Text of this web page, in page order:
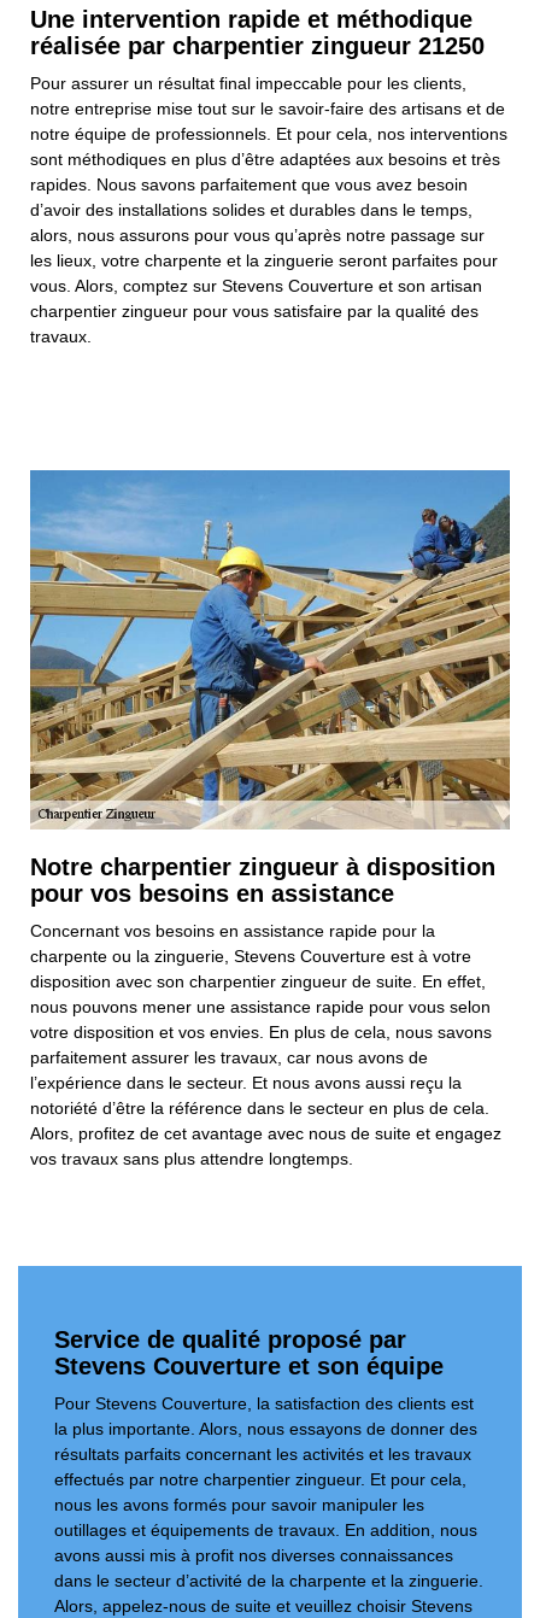
Une intervention rapide et méthodique
réalisée par charpentier zingueur 21250
Pour assurer un résultat final impeccable pour les clients,
notre entreprise mise tout sur le savoir-faire des artisans et de
notre équipe de professionnels. Et pour cela, nos interventions
sont méthodiques en plus d’être adaptées aux besoins et très
rapides. Nous savons parfaitement que vous avez besoin
d’avoir des installations solides et durables dans le temps,
alors, nous assurons pour vous qu’après notre passage sur
les lieux, votre charpente et la zinguerie seront parfaites pour
vous. Alors, comptez sur Stevens Couverture et son artisan
charpentier zingueur pour vous satisfaire par la qualité des
travaux.
Notre charpentier zingueur à disposition
pour vos besoins en assistance
Concernant vos besoins en assistance rapide pour la
charpente ou la zinguerie, Stevens Couverture est à votre
disposition avec son charpentier zingueur de suite. En effet,
nous pouvons mener une assistance rapide pour vous selon
votre disposition et vos envies. En plus de cela, nous savons
parfaitement assurer les travaux, car nous avons de
l’expérience dans le secteur. Et nous avons aussi reçu la
notoriété d’être la référence dans le secteur en plus de cela.
Alors, profitez de cet avantage avec nous de suite et engagez
vos travaux sans plus attendre longtemps.
Service de qualité proposé par
Stevens Couverture et son équipe
Pour Stevens Couverture, la satisfaction des clients est
la plus importante. Alors, nous essayons de donner des
résultats parfaits concernant les activités et les travaux
effectués par notre charpentier zingueur. Et pour cela,
nous les avons formés pour savoir manipuler les
outillages et équipements de travaux. En addition, nous
avons aussi mis à profit nos diverses connaissances
dans le secteur d’activité de la charpente et la zinguerie.
Alors, appelez-nous de suite et veuillez choisir Stevens